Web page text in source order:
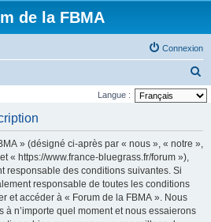
de la FBMA
Connexion
e
e
Langue :
» (désigné ci-après par « nous », « notre »,
« https://www.france-bluegrass.fr/forum »),
responsable des conditions suivantes. Si
responsable de toutes les conditions
et accéder à « Forum de la FBMA ». Nous
n’importe quel moment et nous essaierons